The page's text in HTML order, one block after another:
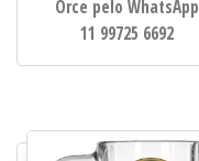
Orce pelo WhatsApp
11 99725 6692